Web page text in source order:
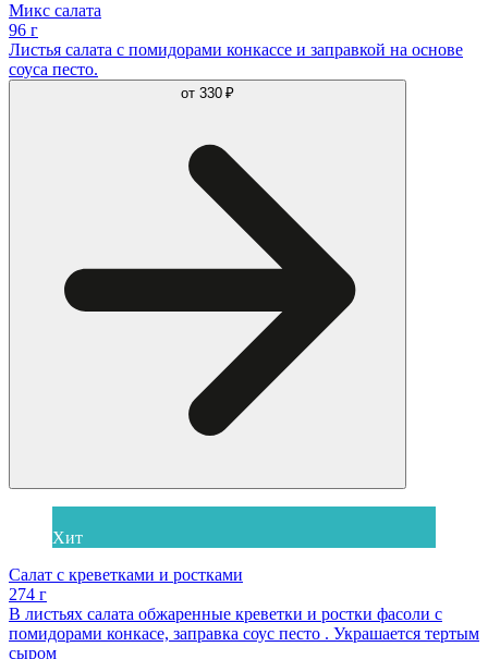
Микс салата
96 г
Листья салата с помидорами конкассе и заправкой на основе
соуса песто.
от 330 ₽
Хит
Салат с креветками и ростками
274 г
В листьях салата обжаренные креветки и ростки фасоли с
помидорами конкасе, заправка соус песто . Украшается тертым
сыром